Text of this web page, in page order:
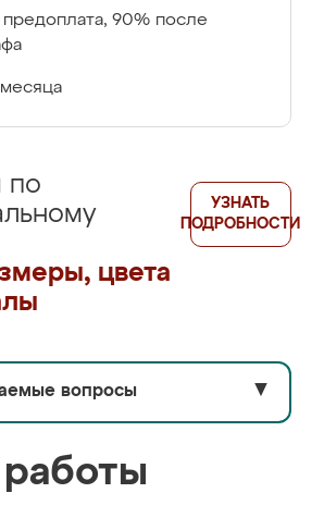
90% после
по
цвета
УЗНАТЬ
ПОДРОБНОСТИ
вопросы ▼